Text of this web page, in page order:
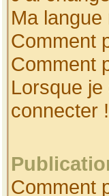
Ma
Comment
Comment
Lorsque
connecter !
Comment